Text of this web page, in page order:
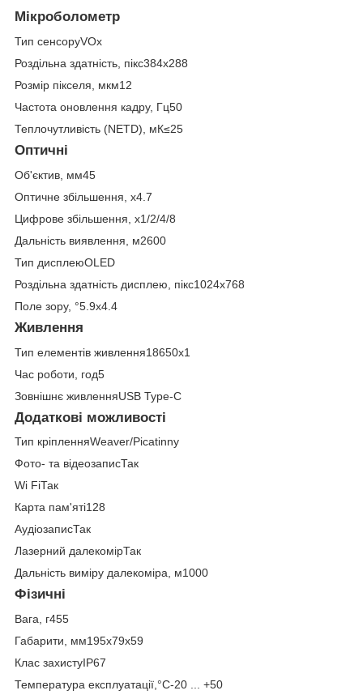
Мікроболометр
Тип сенсоруVOx
Роздільна здатність, пікс384х288
Розмір пікселя, мкм12
Частота оновлення кадру, Гц50
Теплочутливість (NETD), мК≤25
Оптичні
Об'єктив, мм45
Оптичне збільшення, x4.7
Цифрове збільшення, x1/2/4/8
Дальність виявлення, м2600
Тип дисплеюOLED
Роздільна здатність дисплею, пікс1024x768
Поле зору, °5.9x4.4
Живлення
Тип елементів живлення18650х1
Час роботи, год5
Зовнішнє живленняUSB Type-C
Додаткові можливості
Тип кріпленняWeaver/Picatinny
Фото- та відеозаписТак
Wi FiТак
Карта пам'яті128
АудіозаписТак
Лазерний далекомірТак
Дальність виміру далекоміра, м1000
Фізичні
Вага, г455
Габарити, мм195x79x59
Клас захистуIP67
Температура експлуатації,°C-20 ... +50